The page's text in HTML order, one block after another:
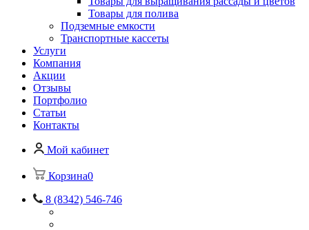
Товары для полива
Подземные емкости
Транспортные кассеты
Услуги
Компания
Акции
Отзывы
Портфолио
Статьи
Контакты
Мой кабинет
Корзина0
8 (8342) 546-746